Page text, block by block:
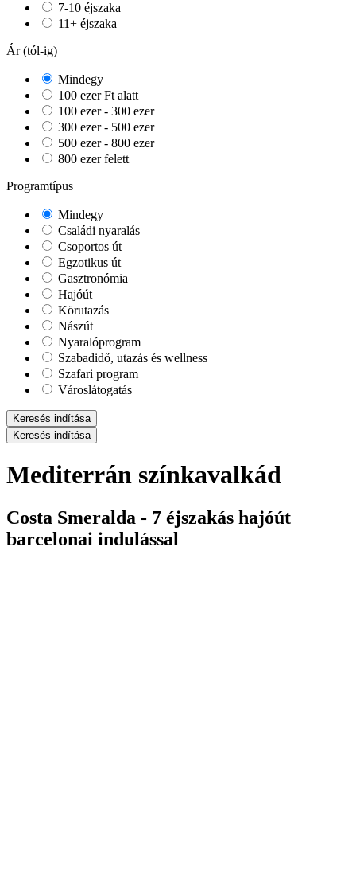
7-10 éjszaka
11+ éjszaka
Ár (tól-ig)
Mindegy
100 ezer Ft alatt
100 ezer - 300 ezer
300 ezer - 500 ezer
500 ezer - 800 ezer
800 ezer felett
Programtípus
Mindegy
Családi nyaralás
Csoportos út
Egzotikus út
Gasztronómia
Hajóút
Körutazás
Nászút
Nyaralóprogram
Szabadidő, utazás és wellness
Szafari program
Városlátogatás
Keresés indítása
Keresés indítása
Mediterrán színkavalkád
Costa Smeralda - 7 éjszakás hajóút
barcelonai indulással